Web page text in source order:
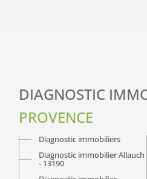
DIAGNOSTIC
PROVENCE
Diagnostic immobiliers
Diagnostic immobilier Allauch
- 13190